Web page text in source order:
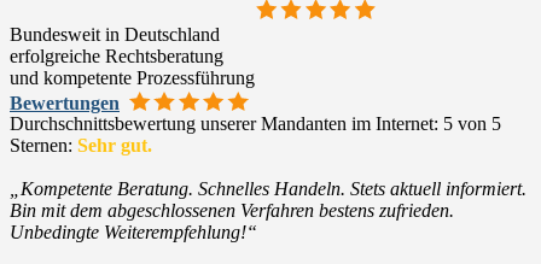
Bundesweit in Deutschland
erfolgreiche Rechtsberatung
und kompetente Prozessführung
Bewertungen
Durchschnittsbewertung unserer Mandanten im Internet: 5 von 5
Sternen: Sehr gut.
„Kompetente Beratung. Schnelles Handeln. Stets aktuell informiert.
Bin mit dem abgeschlossenen Verfahren bestens zufrieden.
Unbedingte Weiterempfehlung!“